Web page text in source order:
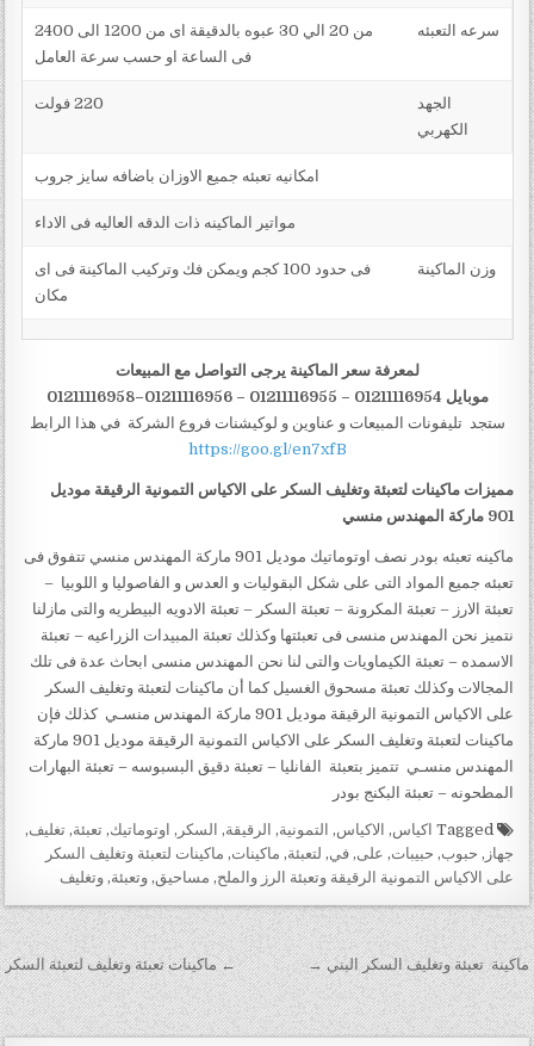
سرعه التعبئه
من 20 الي 30 عبوه بالدقيقة اى من 1200 الى 2400
فى الساعة او حسب سرعة العامل
الجهد
الكهربي
220 فولت
امكانيه تعبئه جميع الاوزان باضافه سايز جروب
مواتير الماكينه ذات الدقه العاليه فى الاداء
وزن الماكينة
فى حدود 100 كجم ويمكن فك وتركيب الماكينة فى اى
مكان
لمعرفة سعر الماكينة يرجى التواصل مع المبيعات
موبايل 01211116954 – 01211116955 – 01211116956–01211116958
ستجد تليفونات المبيعات و عناوين و لوكيشنات فروع الشركة في هذا الرابط
https://goo.gl/en7xfB
مميزات ماكينات لتعبئة وتغليف السكر على الاكياس التمونية الرقيقة موديل
901 ماركة المهندس منسي
ماكينه تعبئه بودر نصف اوتوماتيك موديل 901 ماركة المهندس منسي تتفوق فى
تعبئه جميع المواد التى على شكل البقوليات و العدس و الفاصوليا و اللوبيا –
تعبئة الارز – تعبئة المكرونة – تعبئة السكر – تعبئة الادويه البيطريه والتى مازلنا
نتميز نحن المهندس منسى فى تعبئتها وكذلك تعبئة المبيدات الزراعيه – تعبئة
الاسمده – تعبئة الكيماويات والتى لنا نحن المهندس منسى ابحاث عدة فى تلك
المجالات وكذلك تعبئة مسحوق الغسيل كما أن ماكينات لتعبئة وتغليف السكر
على الاكياس التمونية الرقيقة موديل 901 ماركة المهندس منسـي كذلك فإن
ماكينات لتعبئة وتغليف السكر على الاكياس التمونية الرقيقة موديل 901 ماركة
المهندس منسـي تتميز بتعبئة الفانليا – تعبئة دقيق البسبوسه – تعبئة البهارات
المطحونه – تعبئة البكنج بودر
Tagged اكياس, الاكياس, التمونية, الرقيقة, السكر , اوتوماتيك,تعبئة,تغليف,
جهاز , حبوب, حبيبات, على,في, لتعبئة, ماكينات, ماكينات لتعبئة وتغليف السكر
على الاكياس التمونية الرقيقة وتعبئة الرز والملح, مساحيق,وتعبئة,وتغليف
تصفّح المقالات ← ماكينات تعبئة وتغليف لتعبئة السكر ماكينة تعبئة وتغليف السكر البني →